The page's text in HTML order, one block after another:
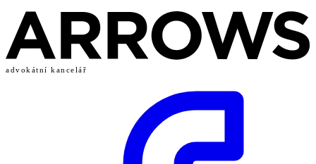
advokátní kancelář